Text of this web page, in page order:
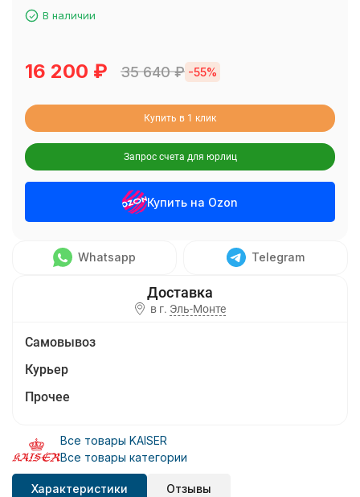
В наличии
16 200 ₽ 35 640₽ -55%
Купить в 1 клик
Запрос счета для юрлиц
Купить на Ozon
Whatsapp Telegram
в г. Эль-Монте
Самовывоз
Курьер
Прочее
Все товары KAISER
Все товары категории
Характеристики Отзывы